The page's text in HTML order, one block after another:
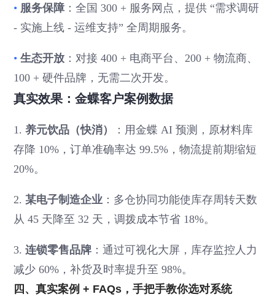
• 服务保障 ：全国 300 + 服务网点，提供 “需求调研
- 实施上线 - 运维支持” 全周期服务。
•生态开放 ：对接 400 + 电商平台、200 + 物流商、
100 + 硬件品牌，无需二次开发。
真实效果：金蝶客户案例数据
1.养元饮品（快消）
：用金蝶 AI 预测，原材料库
存降 10%，订单准确率达 99.5%，物流提前期缩短
20%。
2.某电子制造企业 ：多仓协同功能使库存周转天数
从 45 天降至 32 天，调拨成本节省 18%。
3.连锁零售品牌 ：通过可视化大屏，库存监控人力
减少 60%，补货及时率提升至 98%。
四、真实案例 + FAQs，手把手教你选对系统